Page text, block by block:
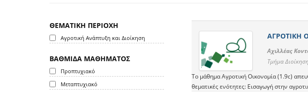
ΘΕΜΑΤΙΚΗ ΠΕΡΙΟΧΗ
Αγροτική Ανάπτυξη και Διοίκηση
ΒΑΘΜΙΔΑ ΜΑΘΗΜΑΤΟΣ
Προπτυχιακό
Μεταπτυχιακό
ΑΓΡΟΤΙΚΗ
Αχιλλέας
Τμήμα
Το μάθημα Αγροτική Οικονομία (1.9c)
θεματικές ενότητες: Εισαγωγή στην